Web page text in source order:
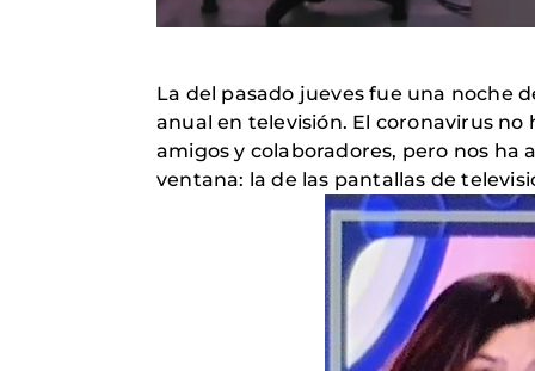
La del pasado jueves fue una noche
anual en televisión. El coronavirus no
amigos y colaboradores, pero nos
ventana: la de las pantallas de